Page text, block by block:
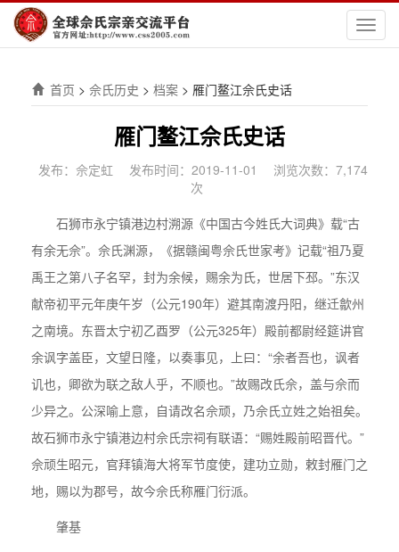
切
换
首页 > 佘氏历史 > 档案 > 雁门鳌江佘氏史话
雁门鳌江佘氏史话
发布：佘定虹 发布时间：2019-11-01
浏览次数：7,174
次
石狮市永宁镇港边村溯源《中国古今姓氏大词典》载“古
有余无佘”。佘氏渊源，《据赣闽粤佘氏世家考》记载“祖乃夏
禹王之第八子名罕，封为余候，赐余为氏，世居下邳。”东汉
献帝初平元年庚午岁（公元190年）避其南渡丹阳，继迁歙州
之南境。东晋太宁初乙酉罗（公元325年）殿前都尉经筵讲官
余讽字盖臣，文望日隆，以奏事见，上曰：“余者吾也，讽者
讥也，卿欲为联之敌人乎，不顺也。”故赐改氏佘，盖与佘而
少异之。公深喻上意，自请改名佘顽，乃佘氏立姓之始祖矣。
故石狮市永宁镇港边村佘氏宗祠有联语：“赐姓殿前昭晋代。”
佘顽生昭元，官拜镇海大将军节度使，建功立勋，敕封雁门之
地，赐以为郡号，故今佘氏称雁门衍派。
肇基